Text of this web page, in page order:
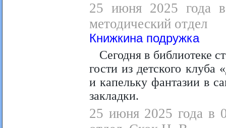
25 июня 2025 года в
методический отдел
Книжкина подружка
Сегодня в библиотеке
гости из детского
и капельку фантазии в
закладки.
25 июня 2025 года в